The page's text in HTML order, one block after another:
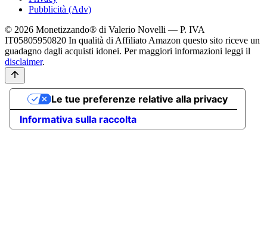
Pubblicità (Adv)
© 2026 Monetizzando® di Valerio Novelli — P. IVA
IT05805950820 In qualità di Affiliato Amazon questo sito riceve un
guadagno dagli acquisti idonei. Per maggiori informazioni leggi il
disclaimer.
Informativa sulla raccolta
Le tue preferenze relative alla privacy